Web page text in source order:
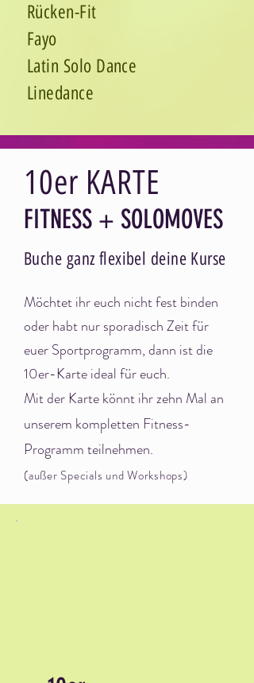
Rücken-Fit
Fayo
Latin Solo Dance
Linedance
10er KARTE
FITNESS + SOLOMOVES
Buche ganz flexibel deine Kurse
Möchtet ihr euch nicht fest binden
oder habt nur sporadisch Zeit für
euer Sportprogramm, dann ist die
10er-Karte ideal für euch.
Mit der Karte könnt ihr zehn Mal an
unserem kompletten Fitness-
Programm teilnehmen.
(außer Specials und Workshops)